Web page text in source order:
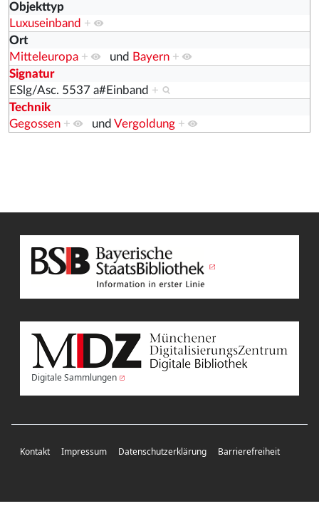
Objekttyp
Luxuseinband +
Ort
Mitteleuropa + und Bayern +
Signatur
ESlg/Asc. 5537 a#Einband +
Technik
Gegossen + und Vergoldung +
Digitale Sammlungen
Kontakt Impressum Datenschutzerklärung Barrierefreiheit